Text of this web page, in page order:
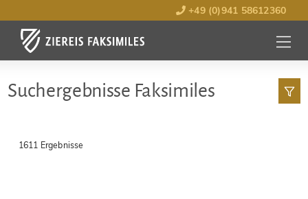
+49 (0)941 58612360
MENÜ
Such­ergebnisse Faksimiles
1611 Ergebnisse